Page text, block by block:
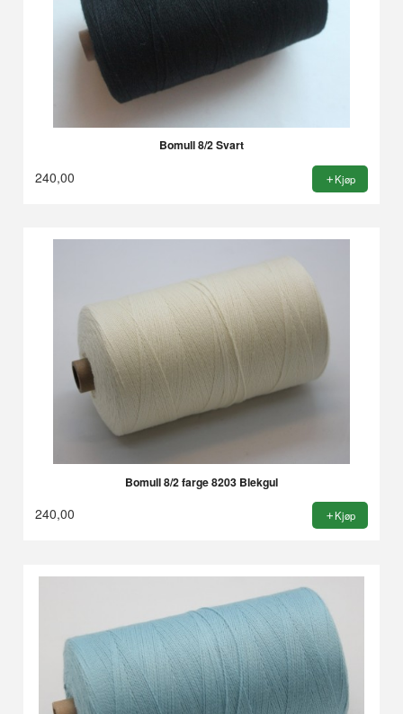
Bomull 8/2 Svart
240,00 Kjøp
Bomull 8/2 farge 8203 Blekgul
240,00 Kjøp